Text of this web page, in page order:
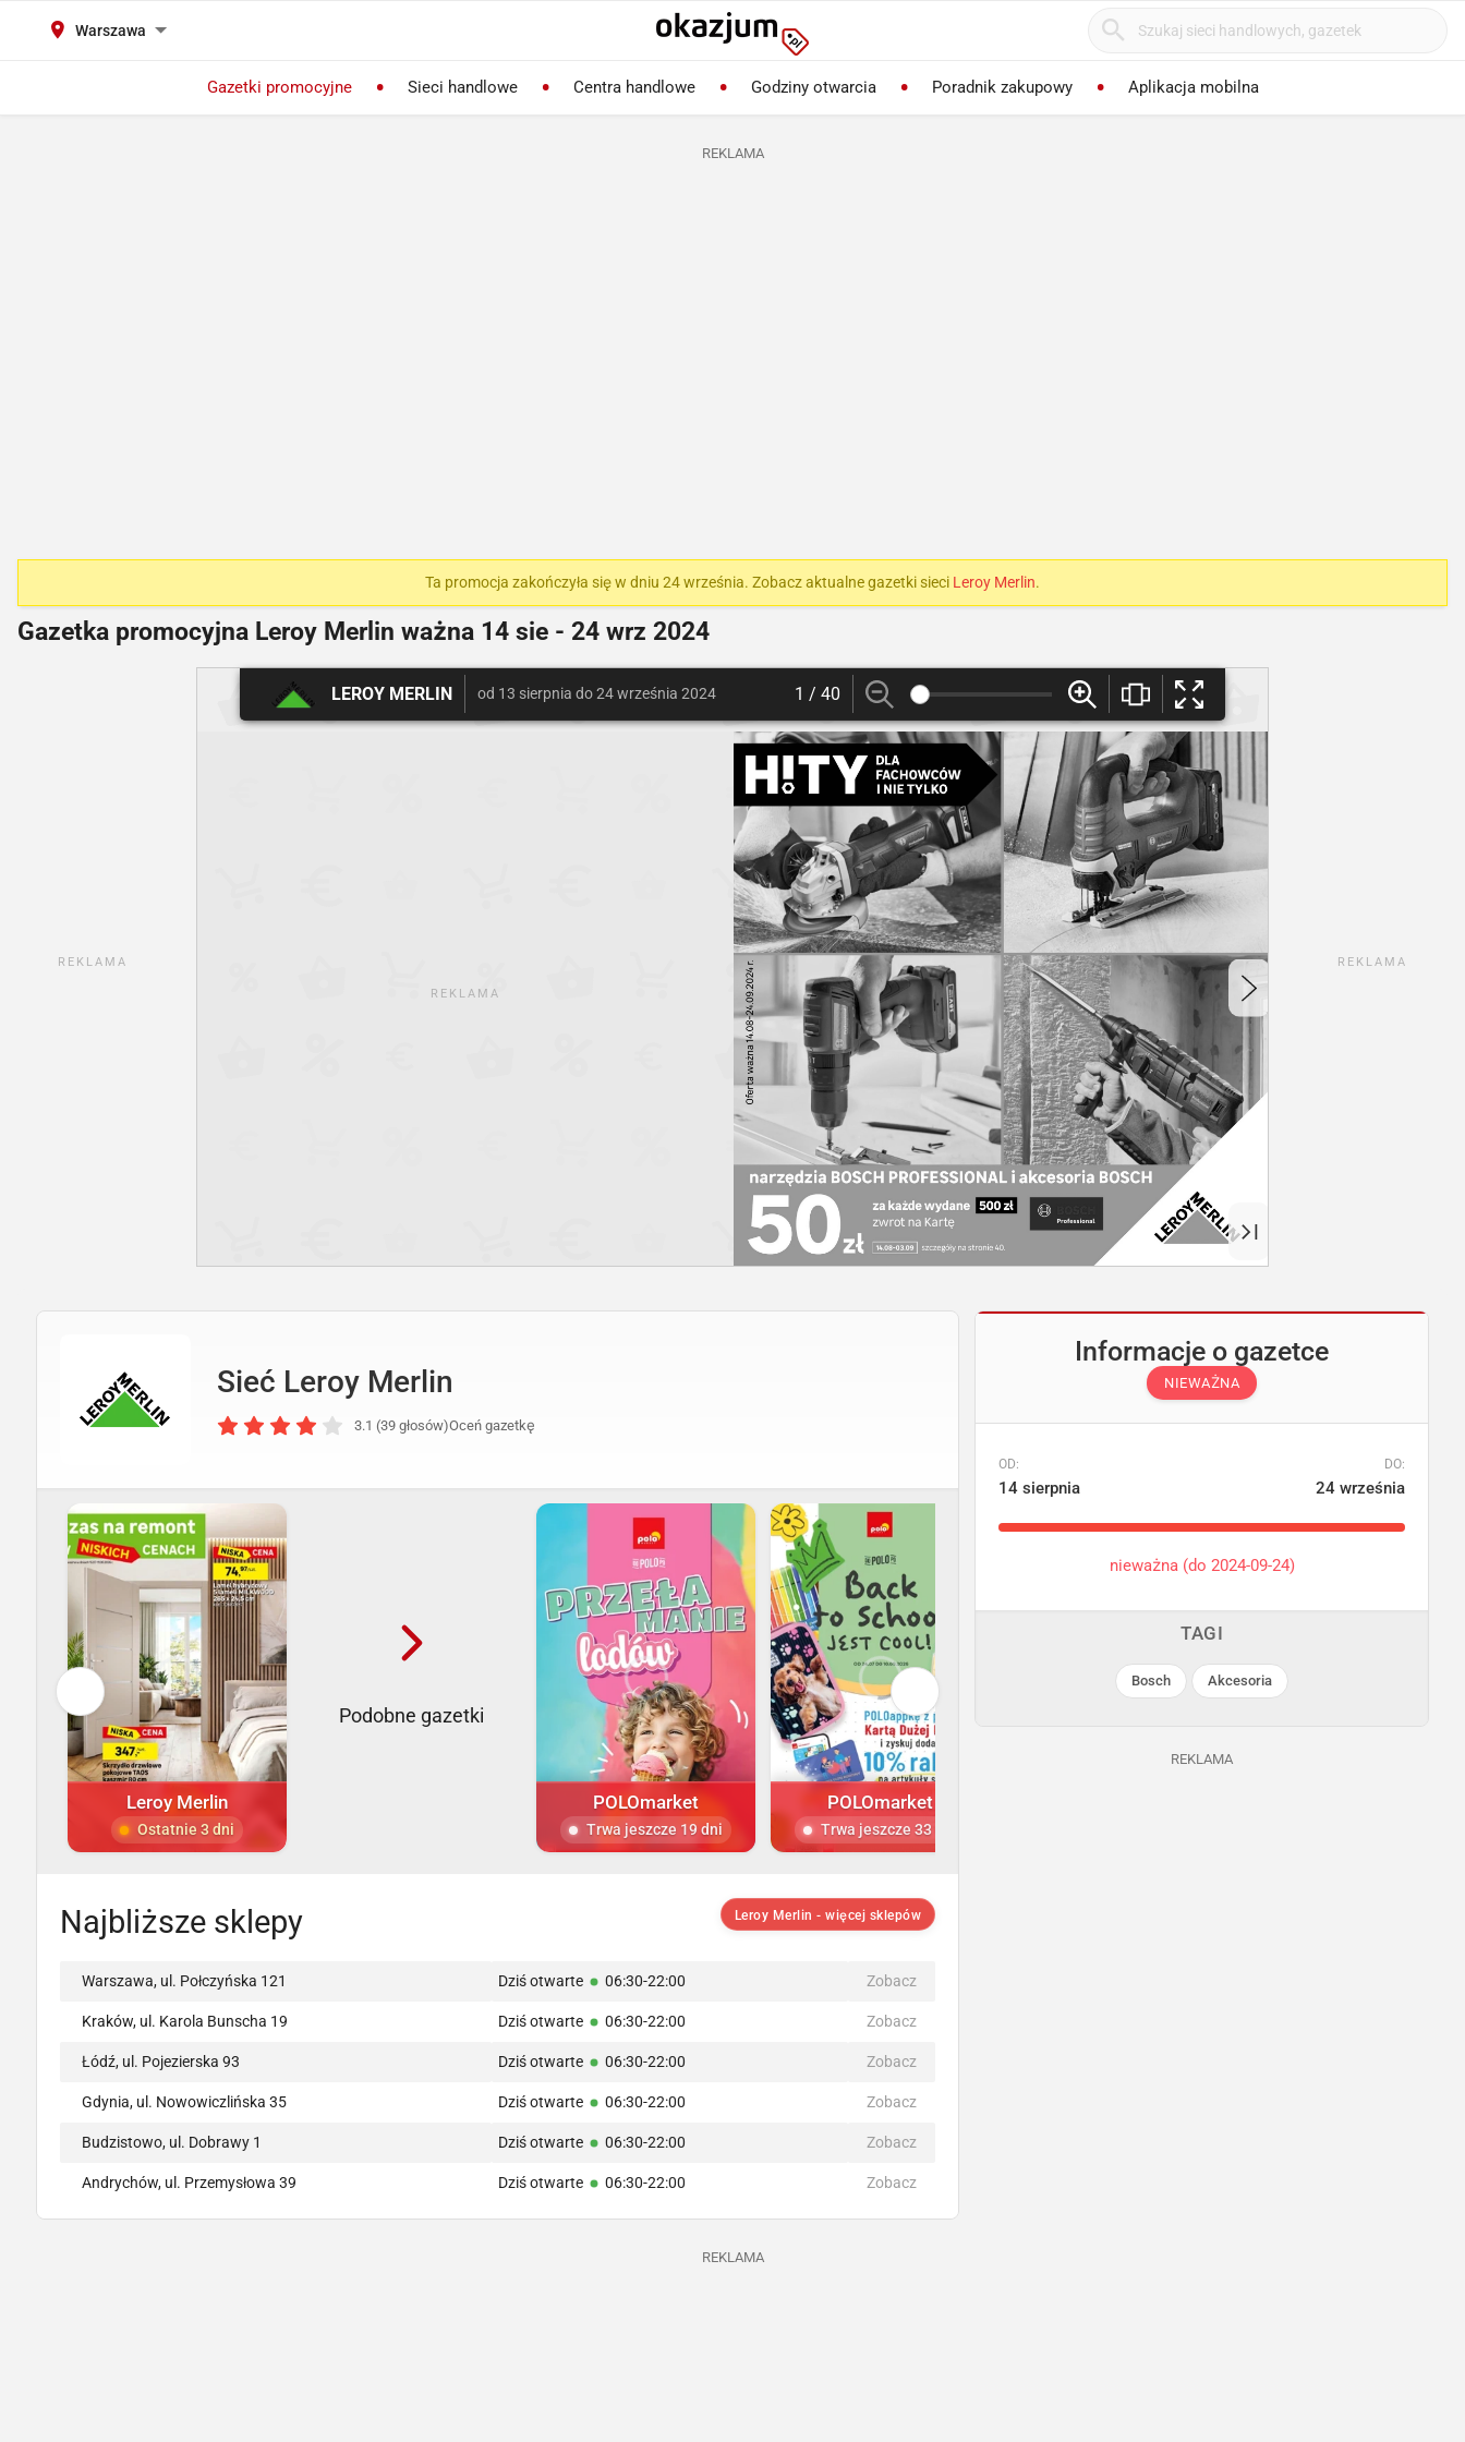
Warszawa
Gazetki promocyjne Sieci handlowe Centra handlowe Godziny otwarcia Poradnik zakupowy Aplikacja mobilna
REKLAMA
Ta promocja zakończyła się w dniu 24 września. Zobacz aktualne gazetki sieci Leroy Merlin.
Gazetka promocyjna Leroy Merlin ważna 14 sie - 24 wrz 2024
LEROY MERLIN od 13 sierpnia do 24 września 2024 1 / 40
REKLAMA
REKLAMA REKLAMA
Sieć Leroy Merlin
3.1 (39 głosów)Oceń gazetkę
Leroy Merlin
Ostatnie 3 dni
Podobne gazetki
POLOmarket
Trwa jeszcze 19 dni
POLOmarket
Trwa jeszcze 33 dni
Najbliższe sklepy Leroy Merlin - więcej sklepów
Warszawa, ul. Połczyńska 121 Dziś otwarte 06:30-22:00 Zobacz
Kraków, ul. Karola Bunscha 19 Dziś otwarte 06:30-22:00 Zobacz
Łódź, ul. Pojezierska 93 Dziś otwarte 06:30-22:00 Zobacz
Gdynia, ul. Nowowiczlińska 35 Dziś otwarte 06:30-22:00 Zobacz
Budzistowo, ul. Dobrawy 1 Dziś otwarte 06:30-22:00 Zobacz
Andrychów, ul. Przemysłowa 39 Dziś otwarte 06:30-22:00 Zobacz
Informacje o gazetce
NIEWAŻNA
OD:
14 sierpnia
DO:
24 września
nieważna (do 2024-09-24)
TAGI
Bosch Akcesoria
REKLAMA
REKLAMA